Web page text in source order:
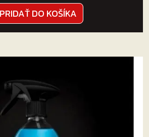
PRIDAŤ DO KOŠÍKA